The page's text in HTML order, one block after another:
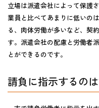
立場は派遣会社によって保護
業員と比べてあまりに低いの
る、肉体労働が多いなど、契
す。派遣会社の配慮と労働者
とができるのです。
請負に指示するの